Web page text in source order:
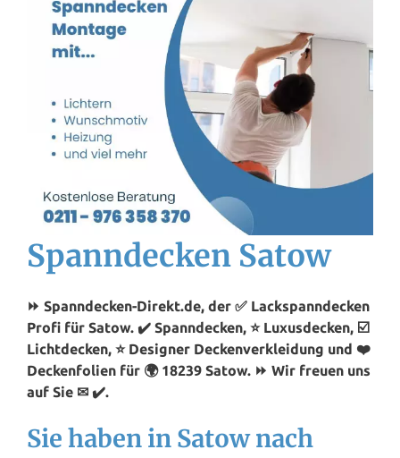
Spanndecken Satow
⏩ Spanndecken-Direkt.de, der ✅ Lackspanndecken
Profi für Satow. ✔️ Spanndecken, ⭐ Luxusdecken, ☑️
Lichtdecken, ⭐ Designer Deckenverkleidung und ❤️
Deckenfolien für 🌍 18239 Satow. ⏩ Wir freuen uns
auf Sie ✉ ✔️.
Sie haben in Satow nach